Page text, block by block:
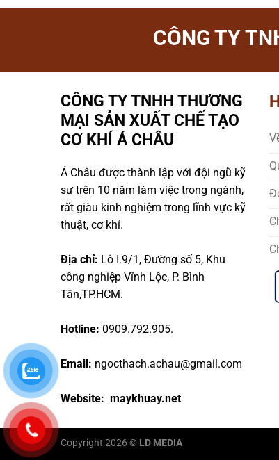
CÔNG TY
CÔNG TY TNHH THƯƠNG
MẠI SẢN XUẤT CHẾ TẠO
CƠ KHÍ Á CHÂU
Á Châu được thành lập với đội ngũ kỹ
sư trên 10 năm làm việc trong ngành,
rất giàu kinh nghiệm trong lĩnh vực kỹ
thuật, cơ khí.
Địa chỉ: Lô I.9/1, Đường số 5, Khu
công nghiệp Vĩnh Lộc, P. Bình
Tân,TP.HCM.
Hotline: 0909.792.905.
Email: ngocthach.achau@gmail.com
Website: maykhuay.net
Copyright 2026 © LD MEDIA